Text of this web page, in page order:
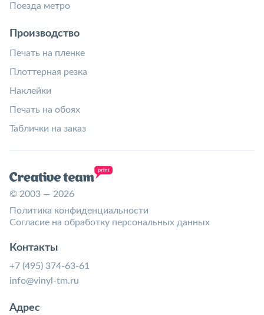
Поезда метро
Производство
Печать на пленке
Плоттерная резка
Наклейки
Печать на обоях
Таблички на заказ
© 2003 — 2026
Политика конфиденциальности
Согласие на обработку персональных данных
Контакты
+7 (495) 374-63-61
info@vinyl-tm.ru
Адрес